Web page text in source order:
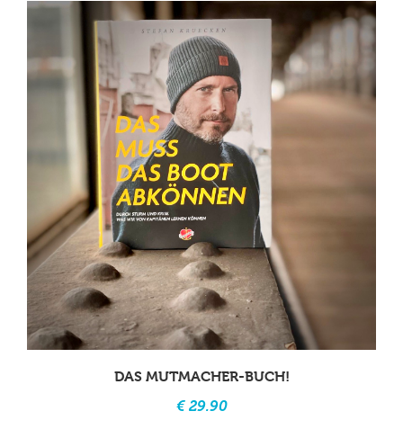
DAS MUTMACHER-BUCH!
€ 29.90